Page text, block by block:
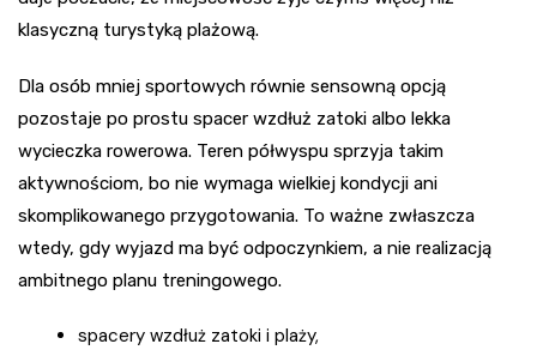
klasyczną turystyką plażową.
Dla osób mniej sportowych równie sensowną opcją
pozostaje po prostu spacer wzdłuż zatoki albo lekka
wycieczka rowerowa. Teren półwyspu sprzyja takim
aktywnościom, bo nie wymaga wielkiej kondycji ani
skomplikowanego przygotowania. To ważne zwłaszcza
wtedy, gdy wyjazd ma być odpoczynkiem, a nie realizacją
ambitnego planu treningowego.
spacery wzdłuż zatoki i plaży,